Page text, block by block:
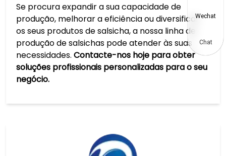
Se procura expandir a sua capacidade de
produção, melhorar a eficiência ou diversificar
os seus produtos de salsicha, a nossa linha de
produção de salsichas pode atender às suas
necessidades. Contacte-nos hoje para obter
soluções profissionais personalizadas para o seu
negócio.
Wechat
Chat